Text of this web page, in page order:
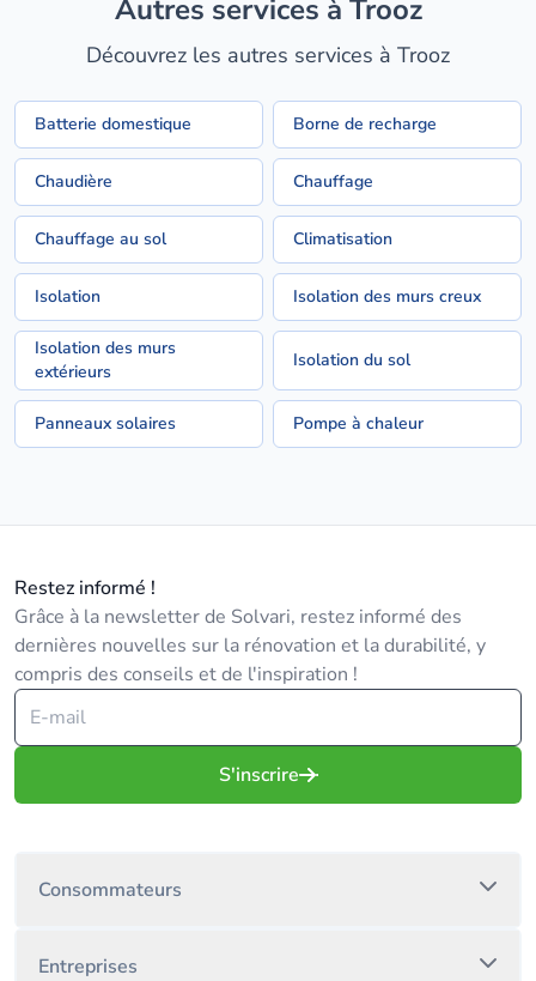
Autres services à Trooz
Découvrez les autres services à Trooz
Batterie domestique Borne de recharge
Chaudière Chauffage
Chauffage au sol Climatisation
Isolation Isolation des murs creux
Isolation des murs
extérieurs
Isolation du sol
Panneaux solaires Pompe à chaleur
Restez informé !
Grâce à la newsletter de Solvari, restez informé des
dernières nouvelles sur la rénovation et la durabilité, y
compris des conseils et de l'inspiration !
S'inscrire
Consommateurs
Entreprises